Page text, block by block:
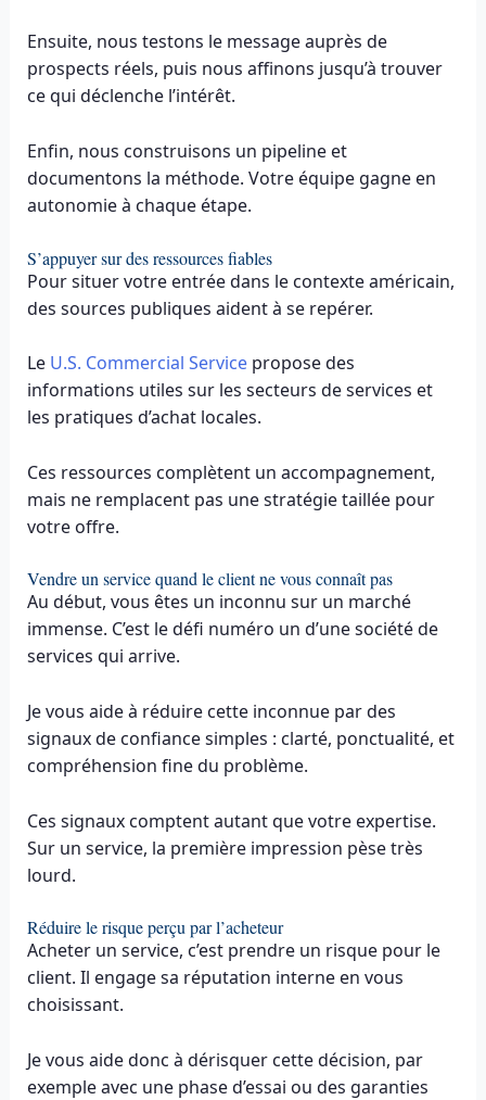
Ensuite, nous testons le message auprès de
prospects réels, puis nous affinons jusqu’à trouver
ce qui déclenche l’intérêt.
Enfin, nous construisons un pipeline et
documentons la méthode. Votre équipe gagne en
autonomie à chaque étape.
S’appuyer sur des ressources fiables
Pour situer votre entrée dans le contexte américain,
des sources publiques aident à se repérer.
Le U.S. Commercial Servicepropose des
informations utiles sur les secteurs de services et
les pratiques d’achat locales.
Ces ressources complètent un accompagnement,
mais ne remplacent pas une stratégie taillée pour
votre offre.
Vendre un service quand le client ne vous connaît pas
Au début, vous êtes un inconnu sur un marché
immense. C’est le défi numéro un d’une société de
services qui arrive.
Je vous aide à réduire cette inconnue par des
signaux de confiance simples : clarté, ponctualité, et
compréhension fine du problème.
Ces signaux comptent autant que votre expertise.
Sur un service, la première impression pèse très
lourd.
Réduire le risque perçu par l’acheteur
Acheter un service, c’est prendre un risque pour le
client. Il engage sa réputation interne en vous
choisissant.
Je vous aide donc à dérisquer cette décision, par
exemple avec une phase d’essai ou des garanties